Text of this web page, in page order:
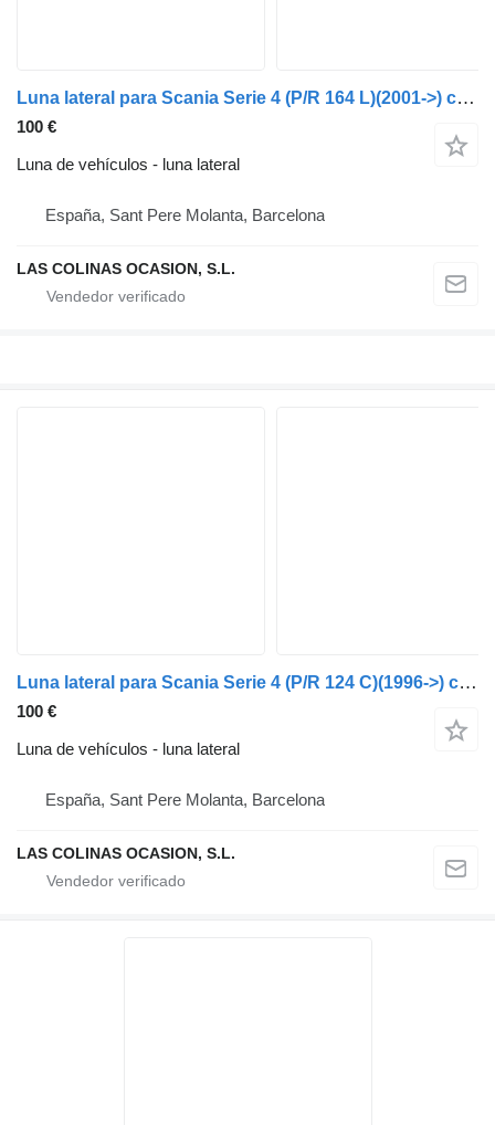
Luna lateral para Scania Serie 4 (P/R 164 L)(2001->) camión
100 €
Luna de vehículos - luna lateral
España, Sant Pere Molanta, Barcelona
LAS COLINAS OCASION, S.L.
Luna lateral para Scania Serie 4 (P/R 124 C)(1996->) camión
100 €
Luna de vehículos - luna lateral
España, Sant Pere Molanta, Barcelona
LAS COLINAS OCASION, S.L.